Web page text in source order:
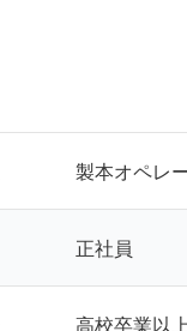
製本オペレ
正社員
高校卒業以